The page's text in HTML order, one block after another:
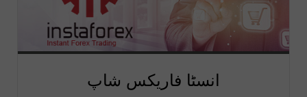
انسٹا فاریکس شاپ